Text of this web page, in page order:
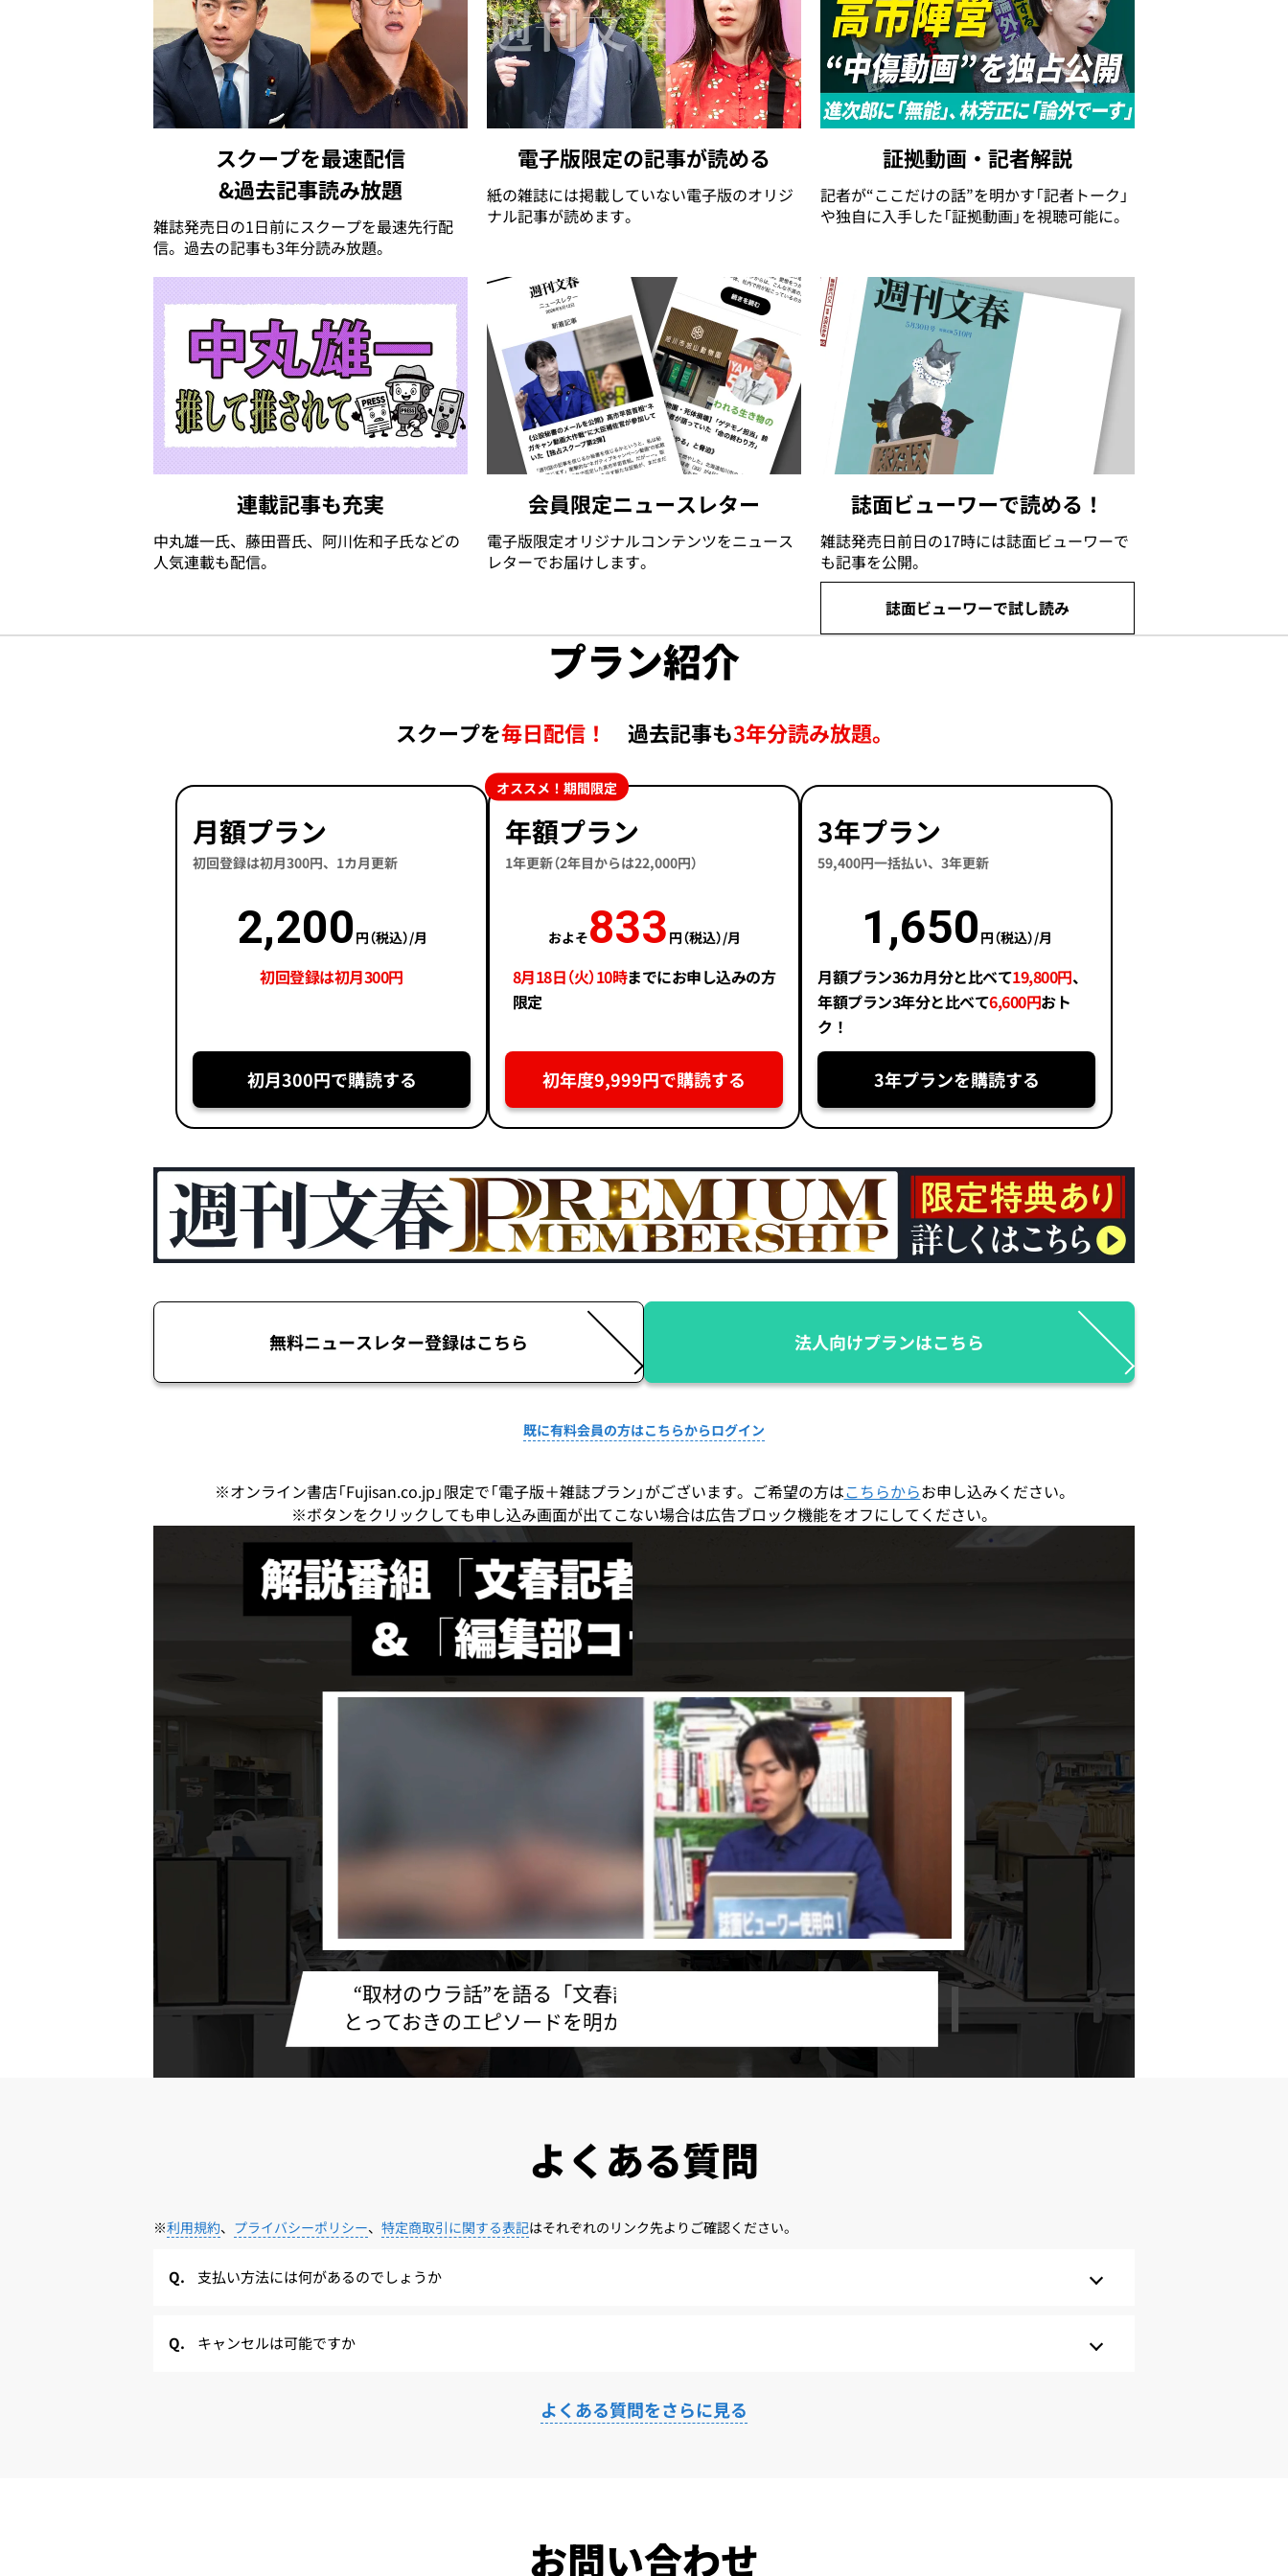
スクープを最速配信
&過去記事読み放題
雑誌発売日の1日前にスクープを最速先行配
信。過去の記事も3年分読み放題。
電子版限定の記事が読める
紙の雑誌には掲載していない電子版のオリジ
ナル記事が読めます。
証拠動画・記者解説
記者が“ここだけの話”を明かす「記者トーク」
や独自に入手した「証拠動画」を視聴可能に。
連載記事も充実
中丸雄一氏、藤田晋氏、阿川佐和子氏などの
人気連載も配信。
会員限定ニュースレター
電子版限定オリジナルコンテンツをニュース
レターでお届けします。
誌面ビューワーで読める！
雑誌発売日前日の17時には誌面ビューワーで
も記事を公開。
誌面ビューワーで試し読み
プラン紹介
スクープを毎日配信！ 過去記事も3年分読み放題。
月額プラン
初回登録は初月300円、1カ月更新
2,200 円（税込）/月
初回登録は初月300円
初月300円で購読する
年額プラン
1年更新（2年目からは22,000円）
およそ833 円（税込）/月
8月18日（火）10時までにお申し込みの方
限定
初年度9,999円で購読する
オススメ！期間限定
3年プラン
59,400円一括払い、3年更新
1,650 円（税込）/月
月額プラン36カ月分と比べて19,800円、
年額プラン3年分と比べて6,600円おト
ク！
3年プランを購読する
無料ニュースレター登録はこちら 法人向けプランはこちら
既に有料会員の方はこちらからログイン
※オンライン書店「Fujisan.co.jp」限定で「電子版＋雑誌プラン」がございます。ご希望の方はこちらからお申し込みください。
※ボタンをクリックしても申し込み画面が出てこない場合は広告ブロック機能をオフにしてください。
よくある質問
※利用規約、 プライバシーポリシー、 特定商取引に関する表記はそれぞれのリンク先よりご確認ください。
支払い方法には何があるのでしょうか
キャンセルは可能ですか
よくある質問をさらに見る
お問い合わせ